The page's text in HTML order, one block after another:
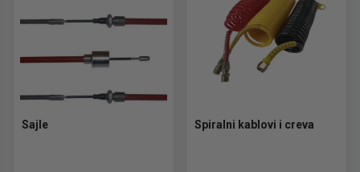
Sajle Spiralni kablovi i creva